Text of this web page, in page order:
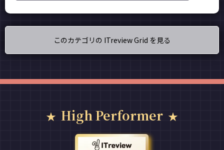
このカテゴリの ITreview Grid を見る
High Performer